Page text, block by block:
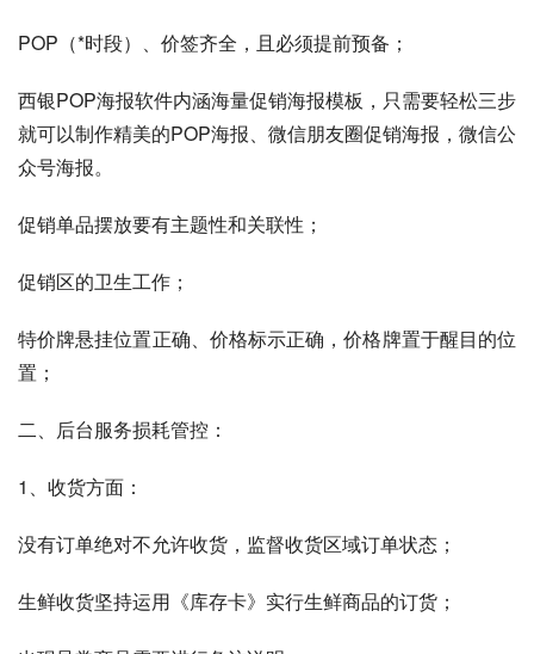
POP（*时段）、价签齐全，且必须提前预备；
西银POP海报软件内涵海量促销海报模板，只需要轻松三步
就可以制作精美的POP海报、微信朋友圈促销海报，微信公
众号海报。
促销单品摆放要有主题性和关联性；
促销区的卫生工作；
特价牌悬挂位置正确、价格标示正确，价格牌置于醒目的位
置；
二、后台服务损耗管控：
1、收货方面：
没有订单绝对不允许收货，监督收货区域订单状态；
生鲜收货坚持运用《库存卡》实行生鲜商品的订货；